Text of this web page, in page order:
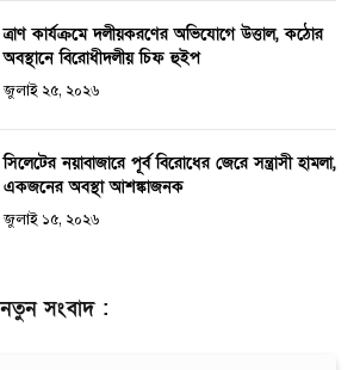
ত্রাণ কার্যক্রমে দলীয়করণের অভিযোগে উত্তাল, কঠোর
অবস্থানে বিরোধীদলীয় চিফ হুইপ
জুলাই ২৫, ২০২৬
সিলেটের নয়াবাজারে পূর্ব বিরোধের জেরে সন্ত্রাসী হামলা,
একজনের অবস্থা আশঙ্কাজনক
জুলাই ১৫, ২০২৬
সংবাদ :